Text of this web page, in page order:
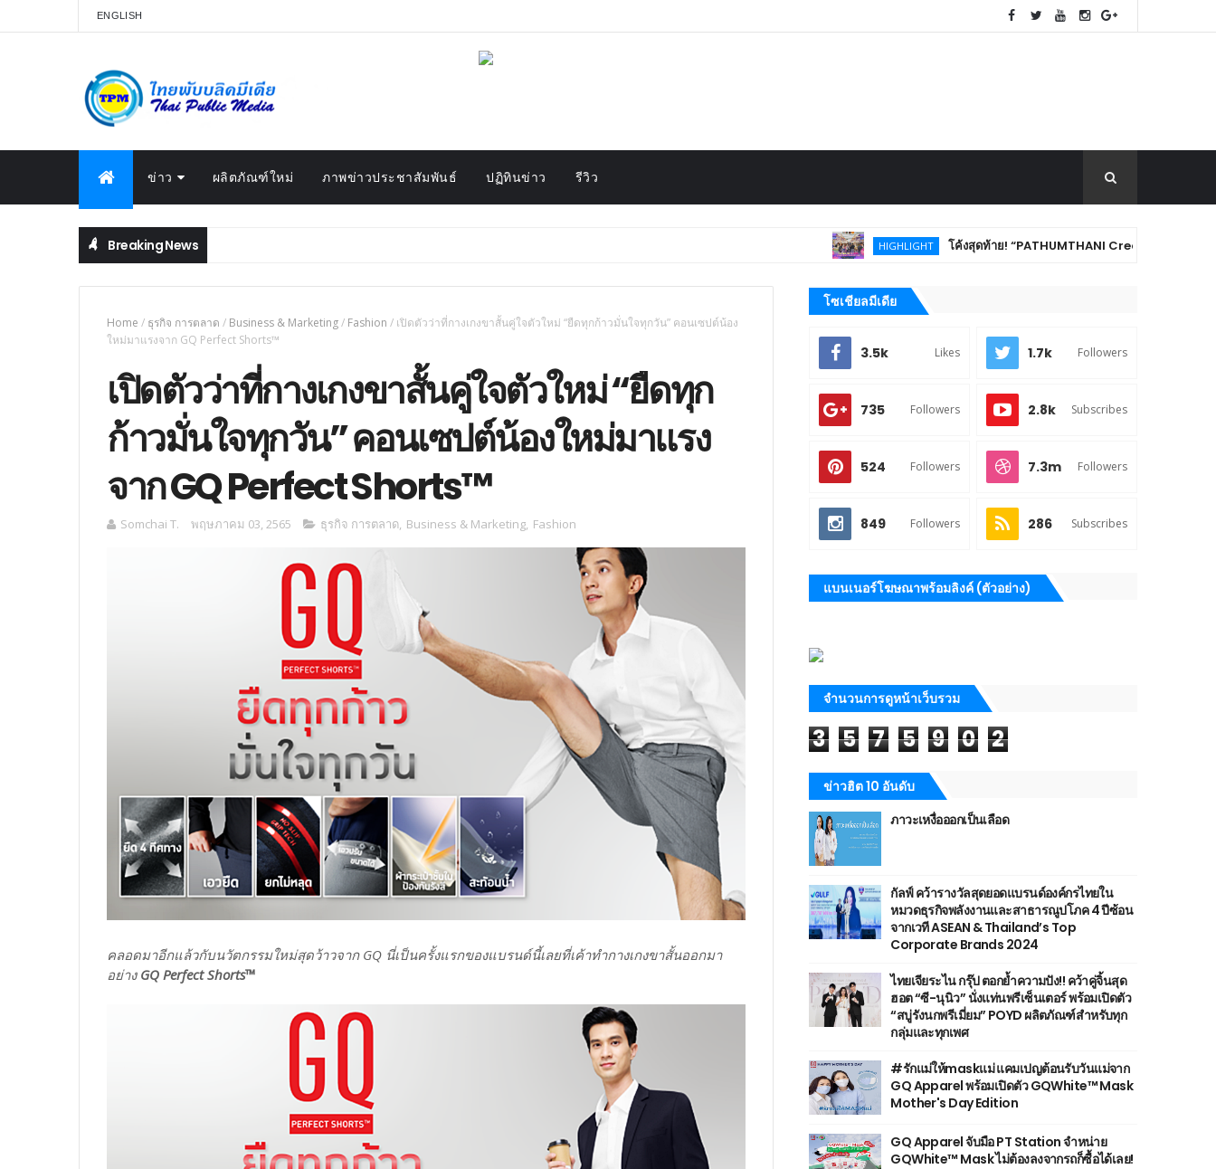
ENGLISH
ข่าว ผลิตภัณฑ์ใหม่ ภาพข่าวประชาสัมพันธ์ ปฏิทินข่าว รีวิว
Breaking News HIGHLIGHT โค้งสุดท้าย! “PATHUMTHANI Creative Tourism Market
Home / ธุรกิจ การตลาด / Business & Marketing/ Fashion / เปิดตัวว่าที่กางเกงขาสั้นคู่ใจตัวใหม่ “ยืดทุกก้าวมั่นใจทุกวัน” คอนเซปต์น้อง
ใหม่มาแรงจาก GQ Perfect Shorts™
เปิดตัวว่าที่กางเกงขาสั้นคู่ใจตัวใหม่ “ยืดทุก
ก้าวมั่นใจทุกวัน” คอนเซปต์น้องใหม่มาแรง
จาก GQ Perfect Shorts™
Somchai T. พฤษภาคม 03, 2565 ธุรกิจ การตลาด, Business & Marketing, Fashion
คลอดมาอีกแล้วกับนวัตกรรมใหม่สุดว้าวจาก GQ นี่เป็นครั้งแรกของแบรนด์นี้เลยที่เค้าทำกางเกงขาสั้นออกมา
อย่าง GQ Perfect Shorts™
โซเชียลมีเดีย
3.5k Likes 1.7k Followers
735 Followers 2.8k Subscribes
524 Followers 7.3m Followers
849 Followers 286 Subscribes
แบนเนอร์โฆษณาพร้อมลิงค์ (ตัวอย่าง)
จำนวนการดูหน้าเว็บรวม
3 5 7 5 9 0 2
ข่าวฮิต 10 อันดับ
ภาวะเหงื่อออกเป็นเลือด
กัลฟ์ คว้ารางวัลสุดยอดแบรนด์องค์กรไทยใน
หมวดธุรกิจพลังงานและสาธารณูปโภค 4 ปีซ้อน
จากเวที ASEAN & Thailand’s Top
Corporate Brands 2024
ไทยเจียระไน กรุ๊ป ตอกย้ำความปัง!! คว้าคู่จิ้นสุด
ฮอต “ซี-นุนิว” นั่งแท่นพรีเซ็นเตอร์ พร้อมเปิดตัว
“สบู่รังนกพรีเมี่ยม” POYD ผลิตภัณฑ์สำหรับทุก
กลุ่มและทุกเพศ
#รักแม่ให้maskแม่ แคมเปญต้อนรับวันแม่จาก
GQ Apparel พร้อมเปิดตัว GQWhite™ Mask
Mother's Day Edition
GQ Apparel จับมือ PT Station จำหน่าย
GQWhite™ Mask ไม่ต้องลงจากรถก็ซื้อได้เลย!